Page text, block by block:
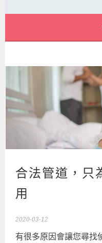
合法管道，只
用
2020-03-12
有很多原因會讓您尋找